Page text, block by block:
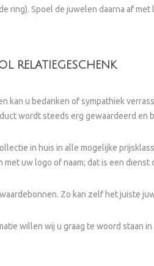
ring). Spoel de juwelen daarna af
RELATIEGESCHENK
kan u bedanken of sympathiek
wordt steeds erg gewaardeerd en
in huis in alle mogelijke
uw logo of naam; dat is een dienst
Zo kan zelf het juiste
willen wij u graag te woord staan